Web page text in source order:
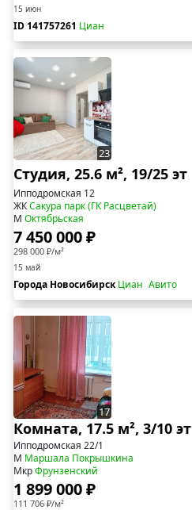
15 июн
ID 141757261 Циан
23
Студия, 25.6 м², 19/25 эт
Ипподромская 12
ЖКСакура парк (ГК Расцветай)
М Октябрьская
7 450 000 ₽
298 000 ₽/м²
15 май
Города НовосибирскЦиан Авито
17
Комната, 17.5 м², 3/10 эт
Ипподромская 22/1
М Маршала Покрышкина
МкрФрунзенский
1 899 000 ₽
111 706 ₽/м²